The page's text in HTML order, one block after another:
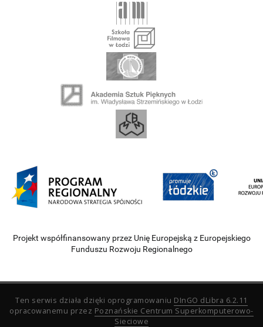
Projekt współfinansowany przez Unię Europejską z Europejskiego
Funduszu Rozwoju Regionalnego
Ten serwis działa dzięki oprogramowaniu DInGO dLibra 6.2.11
opracowanemu przez Poznańskie Centrum Superkomputerowo-
Sieciowe